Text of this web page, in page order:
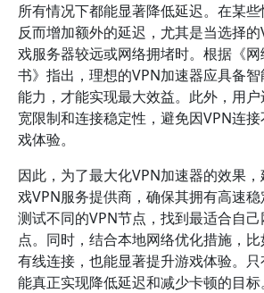
所有情况下都能显著降低延迟。在某
反而增加额外的延迟，尤其是当选择
戏服务器较远或网络拥堵时。根据《
书》指出，理想的VPN加速器应具备
能力，才能实现最大效益。此外，用
宽限制和连接稳定性，避免因VPN连
戏体验。
因此，为了最大化VPN加速器的效果
戏VPN服务提供商，确保其拥有高速稳
测试不同的VPN节点，找到最适合自
点。同时，结合本地网络优化措施，
有线连接，也能显著提升游戏体验。
能真正实现降低延迟和减少卡顿的目标。